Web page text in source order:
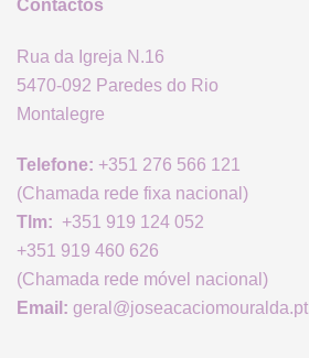
Contactos
Rua da Igreja N.16
5470-092 Paredes do Rio
Montalegre
Telefone: +351 276 566 121
(Chamada rede fixa nacional)
Tlm: +351 919 124 052
+351 919 460 626
(Chamada rede móvel nacional)
Email: geral@joseacaciomouralda.pt